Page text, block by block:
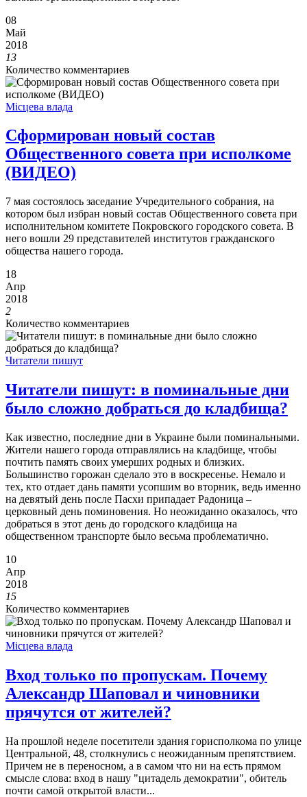
08
Май
2018
13
Количество комментариев
Місцева влада
Сформирован новый состав
Общественного совета при исполкоме
(ВИДЕО)
7 мая состоялось заседание Учредительного собрания, на
котором был избран новый состав Общественного совета при
исполнительном комитете Покровского городского совета. В
него вошли 29 представителей институтов гражданского
общества нашего города.
18
Апр
2018
2
Количество комментариев
Читатели пишут
Читатели пишут: в поминальные дни
было сложно добраться до кладбища?
Как известно, последние дни в Украине были поминальными.
Жители нашего города отправлялись на кладбище, чтобы
почтить память своих умерших родных и близких.
Большинство горожан сделало это в воскресенье. Немало и
тех, кто отдает дань памяти усопшим во вторник, ведь именно
на девятый день после Пасхи припадает Радоница –
церковный день поминовения. Но неожиданно оказалось, что
добраться в этот день до городского кладбища на
общественном транспорте было весьма проблематично.
10
Апр
2018
15
Количество комментариев
Місцева влада
Вход только по пропускам. Почему
Александр Шаповал и чиновники
прячутся от жителей?
На прошлой неделе посетители здания горисполкома по улице
Центральной, 48, столкнулись с неожиданным препятствием.
Причем не в переносном, а в самом что ни на есть прямом
смысле слова: вход в нашу "цитадель демократии", обитель
почти самой открытой власти...